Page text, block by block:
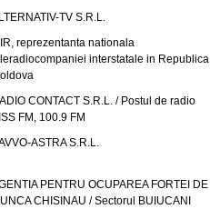
TV S.R.L.
reprezentanta nationala
interstatale in Republica
CONTACT S.R.L. / Postul de radio
FM, 100.9 FM
ASTRA S.R.L.
PENTRU OCUPAREA FORTEI DE
CHISINAU / Sectorul BUIUCANI